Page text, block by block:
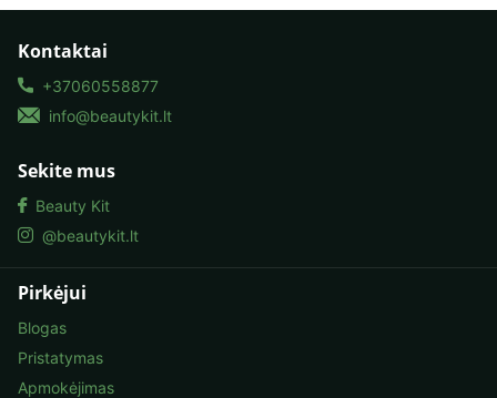
Pirkėjui
Blogas
Pristatymas
Apmokėjimas
Kontaktai
+37060558877
info@beautykit.lt
Sekite mus
Beauty Kit
@beautykit.lt